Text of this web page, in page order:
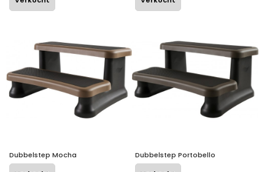
Dubbelstep Mocha
Dubbelstep Portobello